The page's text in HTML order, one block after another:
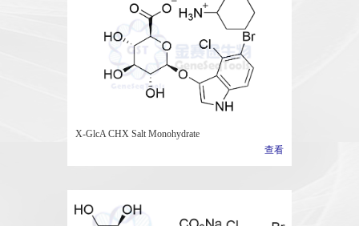
X-GlcA CHX Salt Monohydrate
查看